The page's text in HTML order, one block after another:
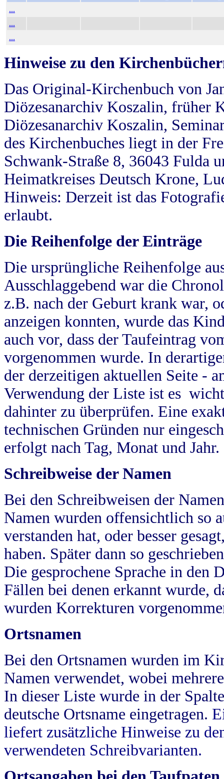
...
...
...
Hinweise zu den
Das Original-Kirchenbuch von
Diözesanarchiv Koszalin, früher
Diözesanarchiv Koszalin,
des Kirchenbuches liegt in der
Schwank-Straße 8, 36043 Fulda
Heimatkreises Deutsch Krone,
Hinweis: Derzeit ist das
erlaubt.
Die Reihenfolge der Einträge
Die ursprüngliche Reihenfolge
Ausschlaggebend war die
z.B. nach der Geburt krank war,
anzeigen konnten, wurde das
auch vor, dass der Taufeintrag
vorgenommen wurde. In
der derzeitigen aktuellen Seite -
Verwendung der Liste ist es
dahinter zu überprüfen. Eine
technischen Gründen nur
erfolgt nach Tag, Monat und Jahr.
Schreibweise der Namen
Bei den Schreibweisen der
Namen wurden offensichtlich so
verstanden hat, oder besser
haben. Später dann so
Die gesprochene Sprache in
Fällen bei denen erkannt wurde,
wurden Korrekturen
Ortsnamen
Bei den Ortsnamen wurden im
Namen verwendet, wobei
In dieser Liste wurde in der
deutsche Ortsname eingetragen.
liefert zusätzliche Hinweise zu
verwendeten Schreibvarianten.